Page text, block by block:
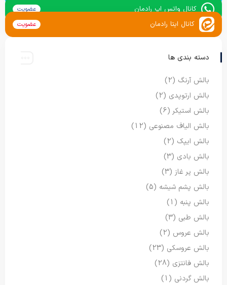
کانال واتس اپ رادمان عضویت
کانال ایتا رادمان عضویت
دسته بندی ها
بالش آرنگ (2)
بالش ارتوپدی (2)
بالش استیکر(6)
بالش الیاف مصنوعی (12)
بالش ایپک (2)
بالش بادی (3)
بالش پر غاز (3)
بالش پشم شیشه (5)
بالش پنبه (1)
بالش طبی (3)
بالش عروس (2)
بالش عروسکی (23)
بالش فانتزی (28)
بالش گردنی (1)